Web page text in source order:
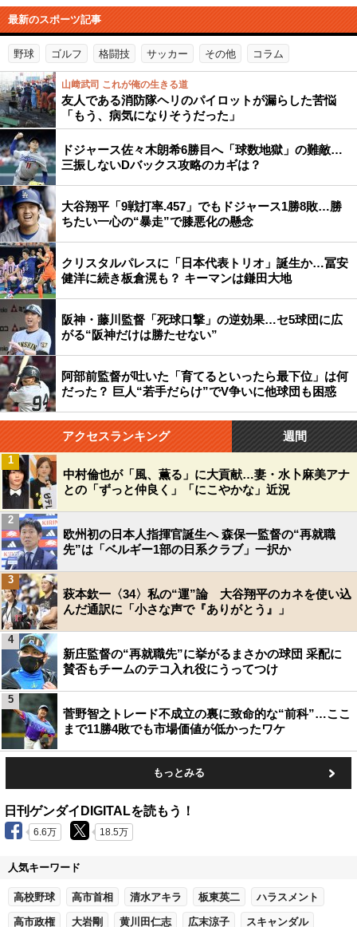
最新のスポーツ記事
野球 ゴルフ 格闘技 サッカー その他 コラム
山﨑武司 これが俺の生きる道
友人である消防隊ヘリのパイロットが漏らした苦悩
「もう、病気になりそうだった」
ドジャース佐々木朗希6勝目へ「球数地獄」の難敵…
三振しないDバックス攻略のカギは？
大谷翔平「9戦打率.457」でもドジャース1勝8敗…勝
ちたい一心の“暴走”で膝悪化の懸念
クリスタルパレスに「日本代表トリオ」誕生か…冨安
健洋に続き板倉滉も？ キーマンは鎌田大地
阪神・藤川監督「死球口撃」の逆効果…セ5球団に広
がる“阪神だけは勝たせない”
阿部前監督が吐いた「育てるといったら最下位」は何
だった？ 巨人“若手だらけ”でV争いに他球団も困惑
アクセスランキング 週間
中村倫也が「風、薫る」に大貢献…妻・水卜麻美アナ
との「ずっと仲良く」「にこやかな」近況
1
欧州初の日本人指揮官誕生へ 森保一監督の“再就職
先”は「ベルギー1部の日系クラブ」一択か
2
萩本欽一〈34〉私の“運”論 大谷翔平のカネを使い込
んだ通訳に「小さな声で『ありがとう』」
3
新庄監督の“再就職先”に挙がるまさかの球団 采配に
賛否もチームのテコ入れ役にうってつけ
4
菅野智之トレード不成立の裏に致命的な“前科”…ここ
まで11勝4敗でも市場価値が低かったワケ
5
もっとみる
日刊ゲンダイDIGITALを読もう！
6.6万 18.5万
人気キーワード
高校野球 高市首相 清水アキラ 板東英二 ハラスメント
高市政権 大岩剛 黄川田仁志 広末涼子 スキャンダル